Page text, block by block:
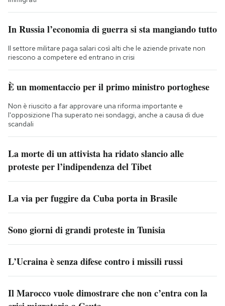
In Russia l’economia di guerra si sta mangiando tutto
Il settore militare paga salari così alti che le aziende private non
riescono a competere ed entrano in crisi
È un momentaccio per il primo ministro portoghese
Non è riuscito a far approvare una riforma importante e
l'opposizione l'ha superato nei sondaggi, anche a causa di due
scandali
La morte di un attivista ha ridato slancio alle
proteste per l’indipendenza del Tibet
La via per fuggire da Cuba porta in Brasile
Sono giorni di grandi proteste in Tunisia
L’Ucraina è senza difese contro i missili russi
Il Marocco vuole dimostrare che non c’entra con la